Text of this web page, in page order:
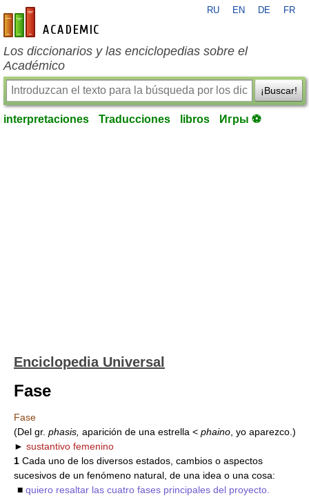
es-academic.com
RU EN DE FR
Los diccionarios y las enciclopedias sobre el
Académico
¡Buscar!
interpretaciones Traducciones libros Игры ⚽
Enciclopedia Universal
Fase
Fase
(Del gr. phasis, aparición de una estrella < phaino , yo aparezco.)
► sustantivo femenino
1 Cada uno de los diversos estados, cambios o aspectos
sucesivos de un fenómeno natural, de una idea o una cosa:
■ quiero resaltar las cuatro fases principales del proyecto.